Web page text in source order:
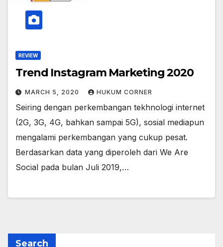
REVIEW
Trend Instagram Marketing 2020
MARCH 5, 2020 HUKUM CORNER
Seiring dengan perkembangan tekhnologi internet
(2G, 3G, 4G, bahkan sampai 5G), sosial mediapun
mengalami perkembangan yang cukup pesat.
Berdasarkan data yang diperoleh dari We Are
Social pada bulan Juli 2019,…
Search